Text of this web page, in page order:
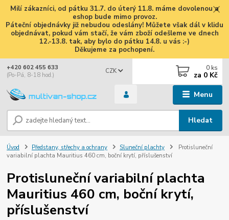
Milí zákazníci, od pátku 31.7. do úterý 11.8. máme dovolenou a
eshop bude mimo provoz.
Páteční objednávky již nebudou odeslány! Můžete však dál v klidu
objednávat, pokud vám stačí, že vám zboží odešleme ve dnech
12.-13.8. tak, aby bylo do pátku 14.8. u vás :-)
Děkujeme za pochopení.
Menu
CZK
Hledat
+420 602 455 633
(Po-Pá, 8-18 hod.)
0 ks
za 0 Kč
Úvod Předstany, střechy a ochrany Sluneční plachty
Protisluneční
variabilní plachta Mauritius 460 cm, boční krytí, příslušenství
Protisluneční variabilní plachta
Mauritius 460 cm, boční krytí,
příslušenství